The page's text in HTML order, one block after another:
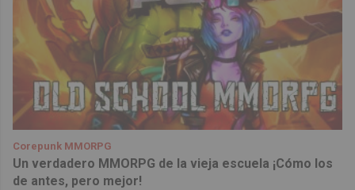
Corepunk MMORPG
Un verdadero MMORPG de la vieja escuela ¡Cómo los
de antes, pero mejor!